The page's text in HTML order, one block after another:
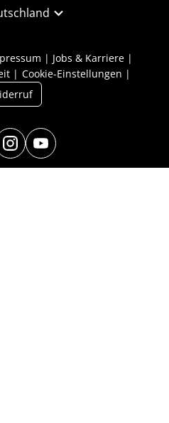
Jobs & Karriere
Cookie-Einstellungen